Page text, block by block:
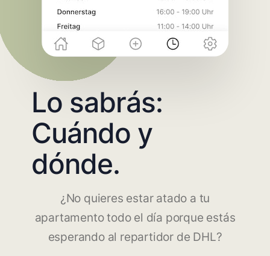
Lo sabrás:
Cuándo y
dónde.
¿No quieres estar atado a tu
apartamento todo el día porque estás
esperando al repartidor de DHL?